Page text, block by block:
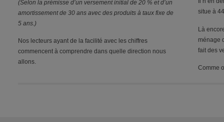
(Selon la prémisse d’un versement initial de 20 % et d’un
amortissement de 30 ans avec des produits à taux fixe de
5 ans.)
Nos lecteurs ayant de la facilité avec les chiffres
commencent à comprendre dans quelle direction nous
allons.
situe à
Là
ménage
fait des
Comme